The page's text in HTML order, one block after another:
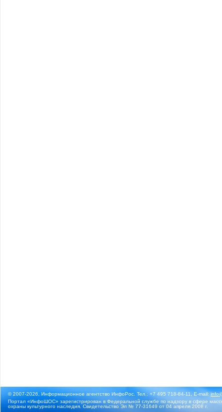
© 2007-2026, Информационное агентство ИнфоРос. Тел.: +7 495 718-84-11, E-mail:
Портал «ИнфоШОС» зарегистрирован в Федеральной службе по надзору в сфере
охраны культурного наследия. Свидетельство Эл № 77-31649 от 04 апреля 2008 г.